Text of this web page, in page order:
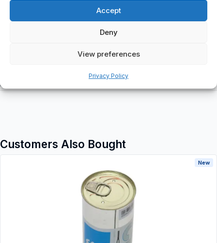
Accept
Deny
View preferences
Privacy Policy
automatisering en robotica. Koop de Phantom bij spareparts2day
voor topkwaliteit prestaties en betrouwbaarheid.
Shipping & Delivery
Customers Also Bought
New